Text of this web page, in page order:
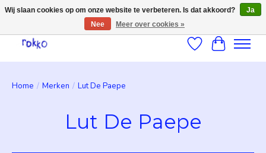
Verlanglijst
Home / Merken / Lut De Paepe
Lut De Paepe
Wij slaan cookies op om onze website te verbeteren. Is dat akkoord?
Ja
Nee
Meer over cookies »